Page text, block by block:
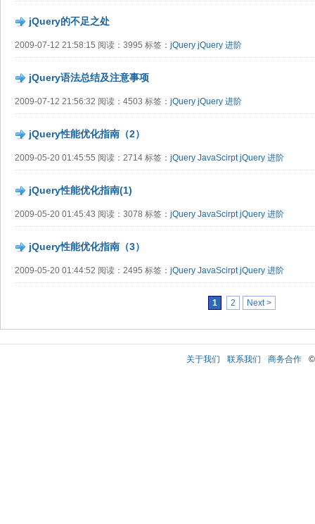
jQuery的不足之处
2009-07-12 21:58:15 阅读：3995 标签： jQuery jQuery 进阶
jQuery语法总结及注意事项
2009-07-12 21:56:32 阅读：4503 标签： jQuery jQuery 进阶
jQuery性能优化指南（2）
2009-05-20 01:45:55 阅读：2714 标签： jQuery JavaScirpt jQuery 进阶
jQuery性能优化指南(1)
2009-05-20 01:45:43 阅读：3078 标签： jQuery JavaScirpt jQuery 进阶
jQuery性能优化指南（3）
2009-05-20 01:44:52 阅读：2495 标签： jQuery JavaScirpt jQuery 进阶
1 2 Next >
关于我们 联系我们 商务合作